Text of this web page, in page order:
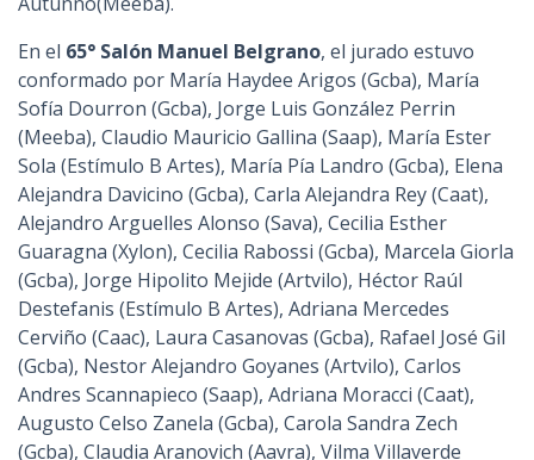
En el 65° Salón Manuel Belgrano, el jurado estuvo
conformado por María Haydee Arigos (Gcba), María
Sofía Dourron (Gcba), Jorge Luis González Perrin
(Meeba), Claudio Mauricio Gallina (Saap), María Ester
Sola (Estímulo B Artes), María Pía Landro (Gcba), Elena
Alejandra Davicino (Gcba), Carla Alejandra Rey (Caat),
Alejandro Arguelles Alonso (Sava), Cecilia Esther
Guaragna (Xylon), Cecilia Rabossi (Gcba), Marcela Giorla
(Gcba), Jorge Hipolito Mejide (Artvilo), Héctor Raúl
Destefanis (Estímulo B Artes), Adriana Mercedes
Cerviño (Caac), Laura Casanovas (Gcba), Rafael José Gil
(Gcba), Nestor Alejandro Goyanes (Artvilo), Carlos
Andres Scannapieco (Saap), Adriana Moracci (Caat),
Augusto Celso Zanela (Gcba), Carola Sandra Zech
(Gcba), Claudia Aranovich (Aavra), Vilma Villaverde